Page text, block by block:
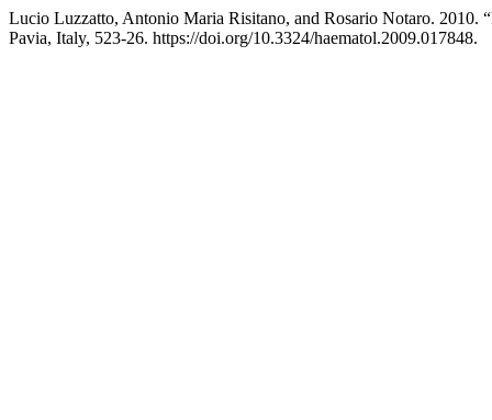
Lucio Luzzatto, Antonio Maria Risitano, and Rosario Notaro. 2010.
Pavia, Italy, 523-26. https://doi.org/10.3324/haematol.2009.017848.